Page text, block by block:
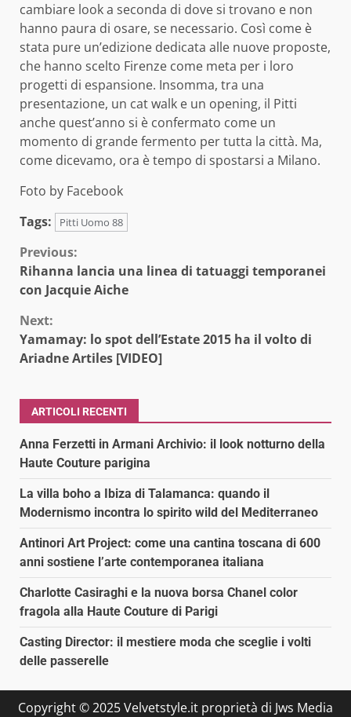
cambiare look a seconda di dove si trovano e non
hanno paura di osare, se necessario. Così come è
stata pure un’edizione dedicata alle nuove proposte,
che hanno scelto Firenze come meta per i loro
progetti di espansione. Insomma, tra una
presentazione, un cat walk e un opening, il Pitti
anche quest’anno si è confermato come un
momento di grande fermento per tutta la città. Ma,
come dicevamo, ora è tempo di spostarsi a Milano.
Foto by Facebook
Tags:
Pitti Uomo 88
Continue
Reading
Previous:
Rihanna lancia una linea di tatuaggi temporanei
con Jacquie Aiche
Next:
Yamamay: lo spot dell’Estate 2015 ha il volto di
Ariadne Artiles [VIDEO]
ARTICOLI RECENTI
Anna Ferzetti in Armani Archivio: il look notturno della
Haute Couture parigina
La villa boho a Ibiza di Talamanca: quando il
Modernismo incontra lo spirito wild del Mediterraneo
Antinori Art Project: come una cantina toscana di 600
anni sostiene l’arte contemporanea italiana
Charlotte Casiraghi e la nuova borsa Chanel color
fragola alla Haute Couture di Parigi
Casting Director: il mestiere moda che sceglie i volti
delle passerelle
Copyright © 2025 Velvetstyle.it proprietà di Jws Media